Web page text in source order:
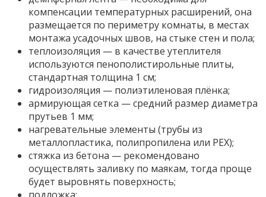
компенсации температурных расширений, она
размещается по периметру комнаты, в местах
монтажа усадочных швов, на стыке стен и пола;
теплоизоляция — в качестве утеплителя
используются пенополистирольные плиты,
стандартная толщина 1 см;
гидроизоляция — полиэтиленовая плёнка;
армирующая сетка — средний размер диаметра
прутьев 1 мм;
нагревательные элементы (трубы из
металлопластика, полипропилена или PEX);
стяжка из бетона — рекомендовано
осуществлять заливку по маякам, тогда проще
будет выровнять поверхность;